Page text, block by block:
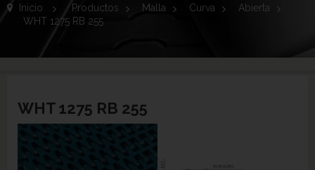
Inicio > Productos > Malla > Curva >
Abierta
WHT 1275 RB 255
WHT 1275 RB 255